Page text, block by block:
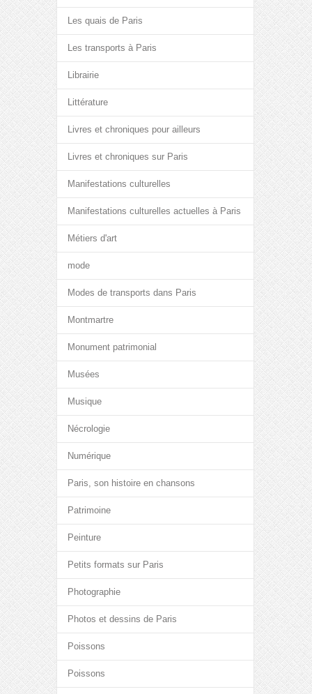
Les quais de Paris
Les transports à Paris
Librairie
Littérature
Livres et chroniques pour ailleurs
Livres et chroniques sur Paris
Manifestations culturelles
Manifestations culturelles actuelles à Paris
Métiers d'art
mode
Modes de transports dans Paris
Montmartre
Monument patrimonial
Musées
Musique
Nécrologie
Numérique
Paris, son histoire en chansons
Patrimoine
Peinture
Petits formats sur Paris
Photographie
Photos et dessins de Paris
Poissons
Poissons